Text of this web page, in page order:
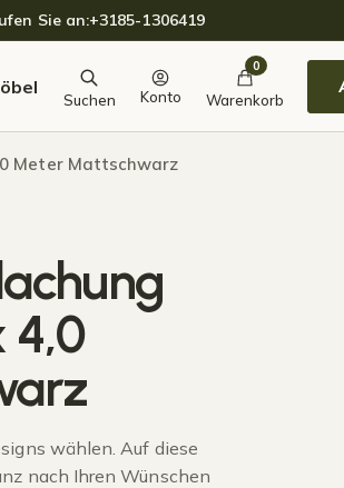
Sie an:+3185-1306419
Suchen Konto
0
Warenkorb
Meter Mattschwarz
4,0
wählen. Auf diese
nach Ihren Wünschen